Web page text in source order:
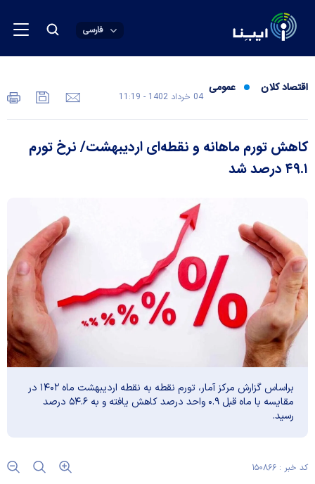
فارسی
اقتصاد کلان عمومی
04 خرداد 1402 - 11:19
کاهش تورم ماهانه و نقطه‌ای اردیبهشت/ نرخ تورم
۴۹.۱ درصد شد
براساس گزارش مرکز آمار، تورم نقطه به نقطه اردیبهشت ماه ۱۴۰۲ در
مقایسه با ماه قبل ۰.۹ واحد درصد کاهش یافته و به ۵۴.۶ درصد
رسید.
کد خبر : ۱۵۰۸۶۶